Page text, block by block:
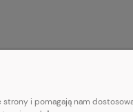
E-
i pomagają nam